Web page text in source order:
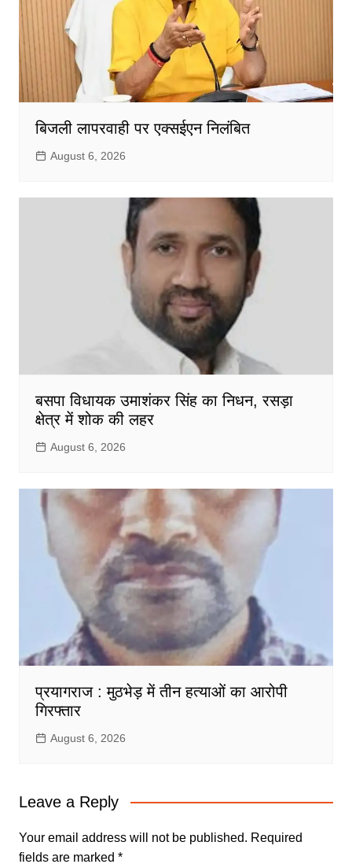
बिजली लापरवाही पर एक्सईएन निलंबित
August 6, 2026
बसपा विधायक उमाशंकर सिंह का निधन, रसड़ा
क्षेत्र में शोक की लहर
August 6, 2026
प्रयागराज : मुठभेड़ में तीन हत्याओं का आरोपी
गिरफ्तार
August 6, 2026
Leave a Reply
Your email address will not be published. Required
fields are marked *